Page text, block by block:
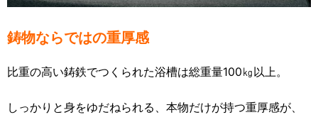
鋳物ならではの重厚感
比重の高い鋳鉄でつくられた浴槽は総重量100㎏以上。
しっかりと身をゆだねられる、本物だけが持つ重厚感が、